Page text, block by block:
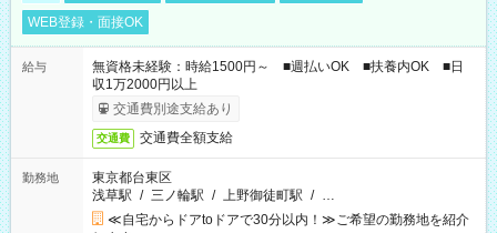
WEB登録・面接OK
給与
無資格未経験：時給1500円～ ■週払いOK ■扶養内OK ■日
収1万2000円以上
交通費別途支給あり
交通費 交通費全額支給
勤務地
東京都台東区
浅草駅 / 三ノ輪駅 / 上野御徒町駅 / …
≪自宅からドアtoドアで30分以内！≫ご希望の勤務地を紹介